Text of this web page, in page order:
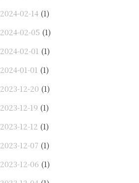
2024-02-14 (1)
2024-02-05 (1)
2024-02-01 (1)
2024-01-01 (1)
2023-12-20 (1)
2023-12-19 (1)
2023-12-12 (1)
2023-12-07 (1)
2023-12-06 (1)